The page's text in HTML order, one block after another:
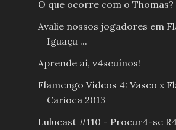
O que ocorre com o Thomas?
Avalie nossos jogadores em
Iguaçu ...
Aprende aí, v4scuínos!
Flamengo Vídeos 4: Vasco x
Carioca 2013
Lulucast #110 - Procur4-se